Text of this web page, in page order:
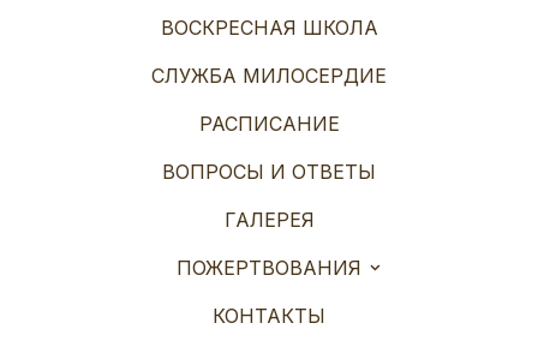
ВОСКРЕСНАЯ ШКОЛА
СЛУЖБА МИЛОСЕРДИЕ
РАСПИСАНИЕ
ВОПРОСЫ И ОТВЕТЫ
ГАЛЕРЕЯ
ПОЖЕРТВОВАНИЯ
КОНТАКТЫ